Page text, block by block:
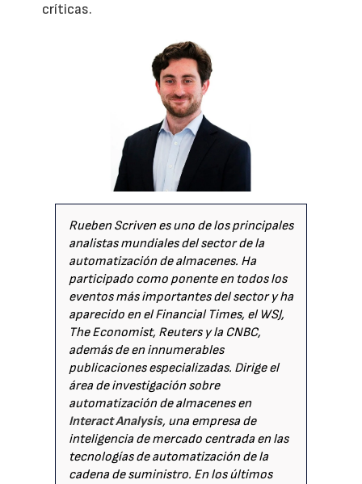
críticas.
Rueben Scriven es uno de los principales
analistas mundiales del sector de la
automatización de almacenes. Ha
participado como ponente en todos los
eventos más importantes del sector y ha
aparecido en el Financial Times, el WSJ,
The Economist, Reuters y la CNBC,
además de en innumerables
publicaciones especializadas. Dirige el
área de investigación sobre
automatización de almacenes en
Interact Analysis, una empresa de
inteligencia de mercado centrada en las
tecnologías de automatización de la
cadena de suministro. En los últimos